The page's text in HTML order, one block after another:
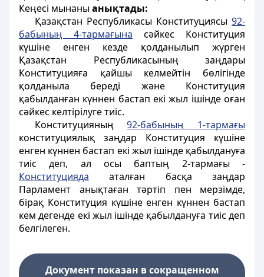
Кеңесі мынаныанықтады:
Қазақстан Республикасы Конституциясы 92-
бабының 4-тармағына сәйкес Конституция
күшіне енген кезде қолданылып жүрген
Қазақстан Республикасының заңдары
Конституцияға қайшы келмейтін бөлігінде
қолданыла береді және Конституция
қабылданған күннен бастап екі жыл ішінде оған
сәйкес келтірілуге тиіс.
Конституцияның92-бабының 1-тармағы
конституциялық заңдар Конституция күшіне
енген күннен бастап екі жыл ішінде қабылдануға
тиіс деп, ал осы баптың 2-тармағы -
Конституцияда аталған басқа заңдар
Парламент анықтаған тәртіп пен мерзімде,
бірақ Конституция күшіне енген күннен бастап
кем дегенде екі жыл ішінде қабылдануға тиіс деп
белгілеген.
Документ показан в сокращенном